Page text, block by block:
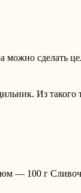
можно сделать
Из
— 100 г